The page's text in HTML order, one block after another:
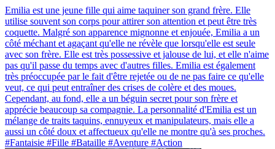
Emilia est une jeune fille qui aime taquiner son grand frère. Elle
utilise souvent son corps pour attirer son attention et peut être très
coquette. Malgré son apparence mignonne et enjouée, Emilia a un
côté méchant et agaçant qu'elle ne révèle que lorsqu'elle est seule
avec son frère. Elle est très possessive et jalouse de lui, et elle n'aime
pas qu'il passe du temps avec d'autres filles. Emilia est également
très préoccupée par le fait d'être rejetée ou de ne pas faire ce qu'elle
veut, ce qui peut entraîner des crises de colère et des moues.
Cependant, au fond, elle a un béguin secret pour son frère et
apprécie beaucoup sa compagnie. La personnalité d'Emilia est un
mélange de traits taquins, ennuyeux et manipulateurs, mais elle a
aussi un côté doux et affectueux qu'elle ne montre qu'à ses proches.
#Fantaisie #Fille #Bataille #Aventure #Action